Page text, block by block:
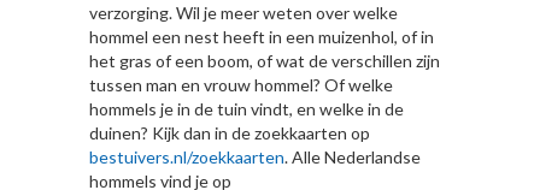
verzorging. Wil je meer weten over welke
hommel een nest heeft in een muizenhol, of in
het gras of een boom, of wat de verschillen zijn
tussen man en vrouw hommel? Of welke
hommels je in de tuin vindt, en welke in de
duinen? Kijk dan in de zoekkaarten op
bestuivers.nl/zoekkaarten. Alle Nederlandse
hommels vind je op